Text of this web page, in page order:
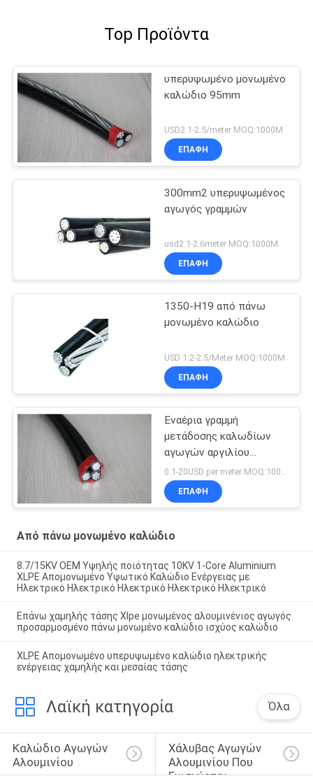
Top Προϊόντα
υπερυψωμένο μονωμένο
καλώδιο 95mm
USD2.1-2.5/meter MOQ:1000M
ΕΠΑΦΉ
300mm2 υπερυψωμένος
αγωγός γραμμών
usd2.1-2.6meter MOQ:1000M
ΕΠΑΦΉ
1350-H19 από πάνω
μονωμένο καλώδιο
USD 1.2-2.5/Meter MOQ:1000M
ΕΠΑΦΉ
Εναέρια γραμμή
μετάδοσης καλωδίων
αγωγών αργιλίου
μόνωσης PVC XLPE
ΕΠΑΦΉ
Από πάνω μονωμένο καλώδιο
8.7/15KV OEM Υψηλής ποιότητας 10KV 1-Core Aluminium
XLPE Απομονωμένο Υψωτικό Καλώδιο Ενέργειας με
Ηλεκτρικό Ηλεκτρικό Ηλεκτρικό Ηλεκτρικό Ηλεκτρικό
Επάνω χαμηλής τάσης Xlpe μονωμένος αλουμινένιος αγωγός
προσαρμοσμένο πάνω μονωμένο καλώδιο ισχύος καλώδιο
XLPE Απομονωμένο υπερυψωμένο καλώδιο ηλεκτρικής
ενέργειας χαμηλής και μεσαίας τάσης
Λαϊκή κατηγορία Όλα
Καλώδιο Αγωγών
Αλουμινίου
Χάλυβας Αγωγών
Αλουμινίου Που